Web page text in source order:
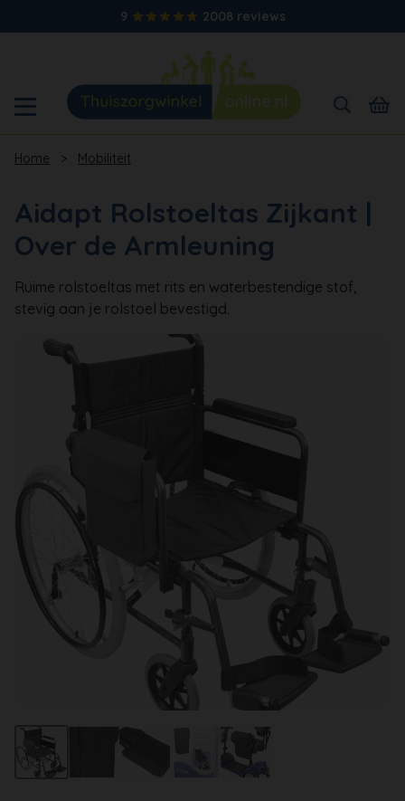
9 2008 reviews
Home > Mobiliteit
Aidapt Rolstoeltas Zijkant |
Over de Armleuning
Ruime rolstoeltas met rits en waterbestendige stof,
stevig aan je rolstoel bevestigd.